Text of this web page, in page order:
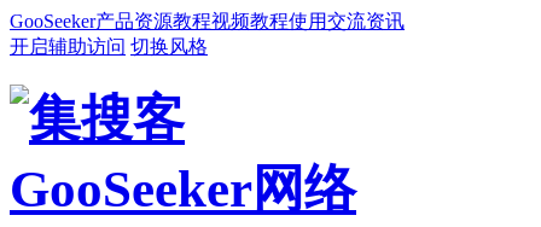
GooSeeker产品资源教程视频教程使用交流资讯
开启辅助访问 切换风格